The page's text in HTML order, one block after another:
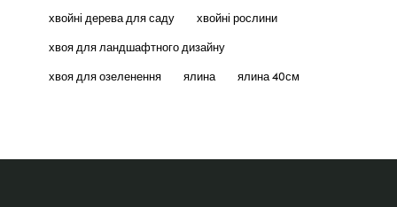
хвойні дерева для саду
хвойні рослини
хвоя для ландшафтного дизайну
хвоя для озеленення
ялина ялина 40см